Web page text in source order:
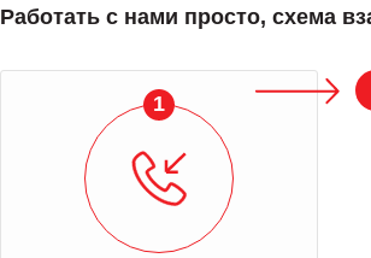
Работать с нами просто, схема
1